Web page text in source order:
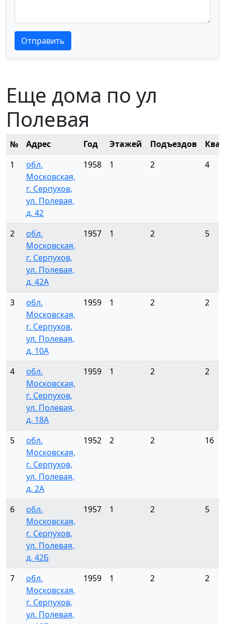
Текст отзыва
Текст отзыва
Отправить
Еще дома по ул
Полевая
№ Адрес Год Этажей Подъездов
1
обл.
Московская,
г. Серпухов,
ул. Полевая,
д. 42
1958 1 2 4
2
обл.
Московская,
г. Серпухов,
ул. Полевая,
д. 42А
1957 1 2 5
3
обл.
Московская,
г. Серпухов,
ул. Полевая,
д. 10А
1959 1 2 2
4
обл.
Московская,
г. Серпухов,
ул. Полевая,
д. 18А
1959 1 2 2
5
обл.
Московская,
г. Серпухов,
ул. Полевая,
д. 2А
1952 2 2 16
6
обл.
Московская,
г. Серпухов,
ул. Полевая,
д. 42Б
1957 1 2 5
7
обл.
Московская,
г. Серпухов,
ул. Полевая,
1959 1 2 2